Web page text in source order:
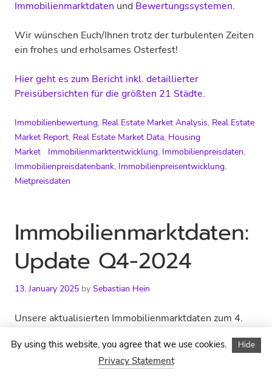
Immobilienmarktdaten und Bewertungssystemen.
Wir wünschen Euch/Ihnen trotz der turbulenten Zeiten
ein frohes und erholsames Osterfest!
Hier geht es zum Bericht inkl. detaillierter
Preisübersichten für die größten 21 Städte.
Immobilienbewertung, Real Estate Market Analysis, Real Estate
Market Report, Real Estate Market Data, Housing
Market
Immobilienmarktentwicklung, Immobilienpreisdaten,
Immobilienpreisdatenbank, Immobilienpreisentwicklung,
Mietpreisdaten
Immobilienmarktdaten:
Update Q4-2024
13. January 2025 by Sebastian Hein
Unsere aktualisierten Immobilienmarktdaten zum 4.
Marktdatenbank absofortzur Auswertungbereit.
Wie
informiertdasTeamVALUE
By using this website, you agree that we use cookies. Hide
Privacy Statement